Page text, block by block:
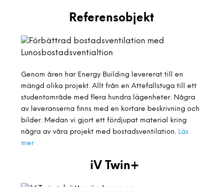
Referensobjekt
Genom åren har Energy Building levererat till en
mängd olika projekt. Allt från en Attefallstuga till ett
studentområde med flera hundra lägenheter. Några
av leveranserna finns med en kortare beskrivning och
bilder. Medan vi gjort ett fördjupat material kring
några av våra projekt med bostadsventilation. Läs
mer
iV Twin+